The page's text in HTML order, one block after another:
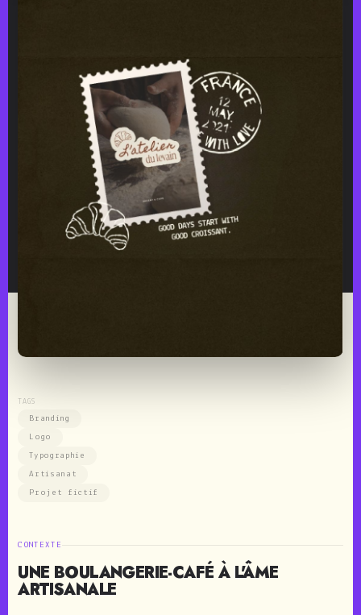
TAGS
Branding
Logo
Typographie
Artisanat
Projet fictif
CONTEXTE
UNE BOULANGERIE-CAFÉ À L'ÂME
ARTISANALE